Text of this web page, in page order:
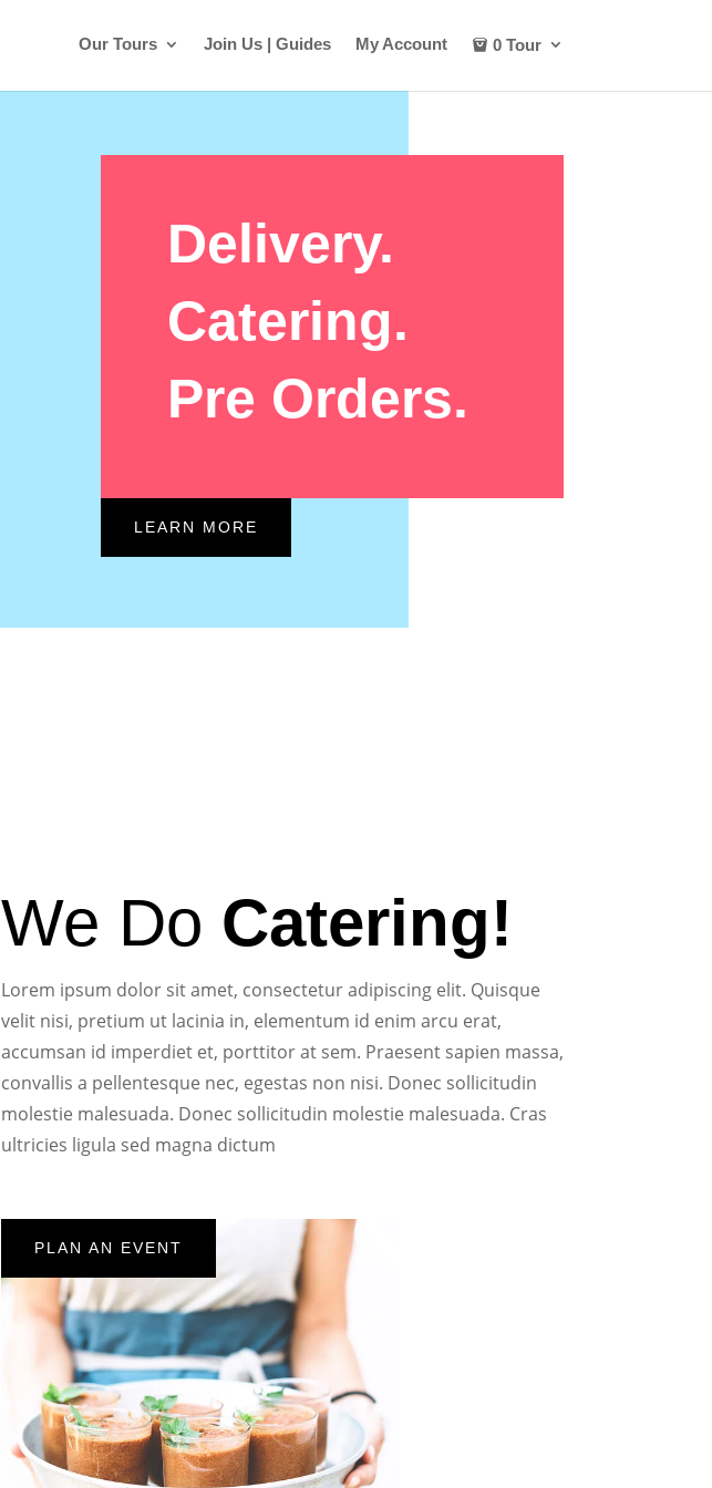
Our Tours Join Us | Guides My Account 0 Tour
Delivery.
Catering.
Pre Orders.
LEARN MORE
We Do Catering!
Lorem ipsum dolor sit amet, consectetur adipiscing elit. Quisque
velit nisi, pretium ut lacinia in, elementum id enim arcu erat,
accumsan id imperdiet et, porttitor at sem. Praesent sapien massa,
convallis a pellentesque nec, egestas non nisi. Donec sollicitudin
molestie malesuada. Donec sollicitudin molestie malesuada. Cras
ultricies ligula sed magna dictum
PLAN AN EVENT